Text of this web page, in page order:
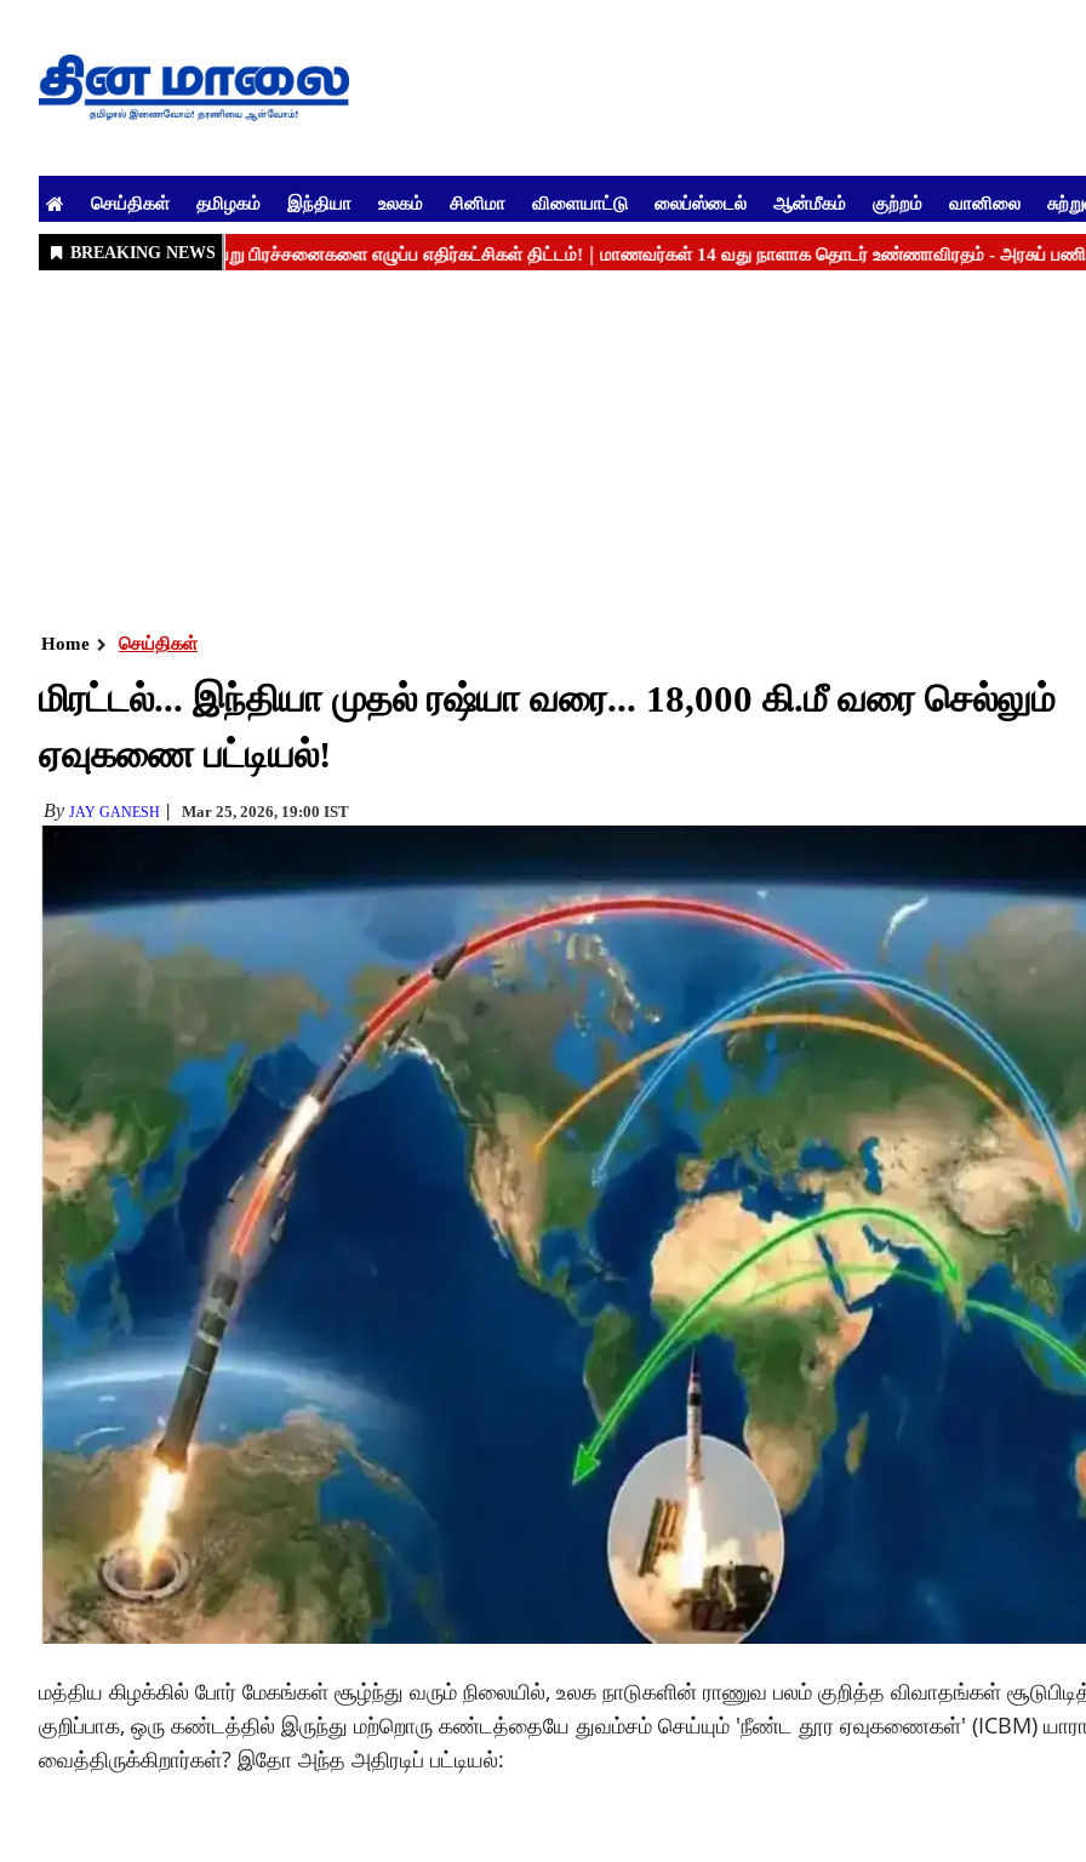
செய்திகள் தமிழகம் இந்தியா உலகம் சினிமா விளையாட்டு லைப்ஸ்டைல் ஆன்மீகம் குற்றம் வானிலை
Home செய்திகள்
மிரட்டல்... இந்தியா முதல் ரஷ்யா வரை... 18,000 கி.மீ வரை செல்லும்
ஏவுகணை பட்டியல்!
By JAY GANESH Mar 25, 2026, 19:00 IST
மத்திய கிழக்கில் போர் மேகங்கள் சூழ்ந்து வரும் நிலையில், உலக நாடுகளின் ராணுவ பலம் குறித்த விவாதங்கள்
குறிப்பாக, ஒரு கண்டத்தில் இருந்து மற்றொரு கண்டத்தையே துவம்சம் செய்யும் 'நீண்ட தூர ஏவுகணைகள்' (ICBM)
வைத்திருக்கிறார்கள்? இதோ அந்த அதிரடிப் பட்டியல்: